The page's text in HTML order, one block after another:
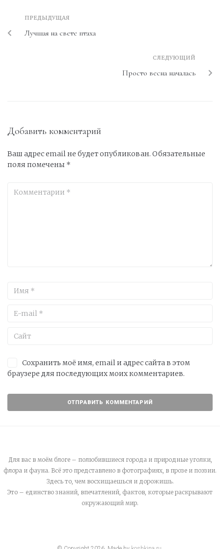
ПРЕДЫДУЩАЯ
Лучшая на свете птаха
СЛЕДУЮЩИЙ
Просто весна началась
Добавить комментарий
Ваш адрес email не будет опубликован. Обязательные
поля помечены *
Сохранить моё имя, email и адрес сайта в этом
браузере для последующих моих комментариев.
Для вас в моём блоге – полюбившиеся города и природные уголки,
флора и фауна. Всё это представлено в фотографиях, в прозе и поэзии.
Здесь то, чем восхищаешься и дорожишь.
Это – единство знаний, впечатлений, фактов, которые раскрывают
окружающий мир.